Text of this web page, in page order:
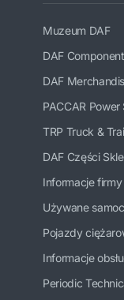
Muzeum DAF
DAF
DAF
PACCAR Power
TRP Truck &
DAF Części
Informacje
Używane
Pojazdy
Informacje
Periodic